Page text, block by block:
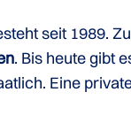
seit 1989.
. Bis heute gibt
Eine